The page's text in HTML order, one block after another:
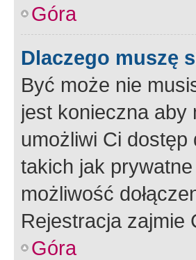
Góra
Dlaczego muszę
Być może nie
jest konieczna aby
umożliwi Ci
takich jak
możliwość
Rejestracja zajmie
Góra